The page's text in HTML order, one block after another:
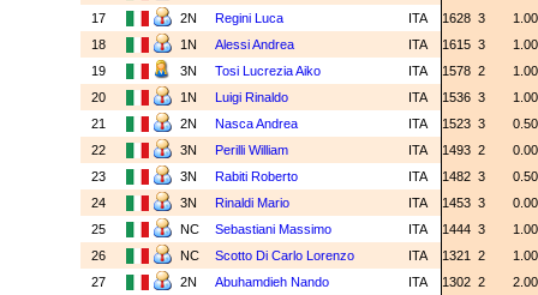
17
2N Regini Luca ITA 1628 3
18
1N Alessi Andrea ITA 1615 3
19
3N Tosi Lucrezia Aiko ITA 1578 2
20
1N Luigi Rinaldo ITA 1536 3
21
2N Nasca Andrea ITA 1523 3
22
3N Perilli William ITA 1493 2
23
3N Rabiti Roberto ITA 1482 3
24
3N Rinaldi Mario ITA 1453 3
25
NC Sebastiani Massimo ITA 1444 3
26
NC Scotto Di Carlo Lorenzo ITA 1321 2
27
2N Abuhamdieh Nando ITA 1302 2